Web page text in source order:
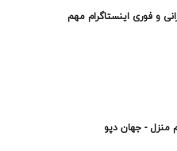
و فوری اینستاگرام مهم
منزل - جهان دپو